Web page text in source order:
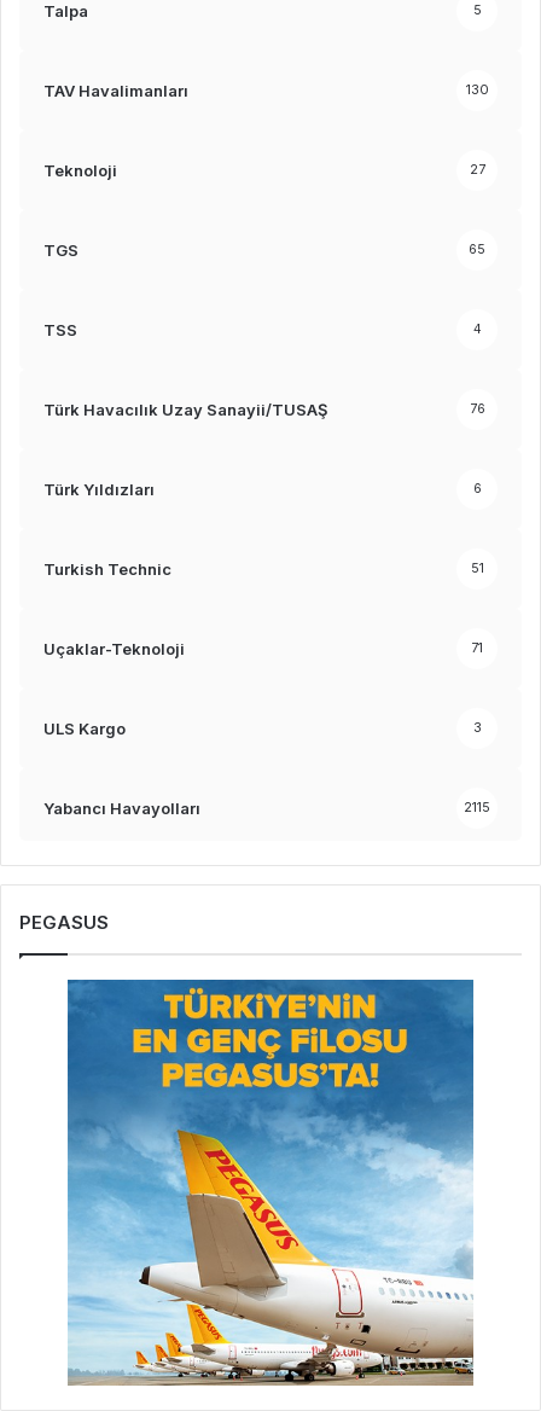
Talpa 5
TAV Havalimanları 130
Teknoloji 27
TGS 65
TSS 4
Türk Havacılık Uzay Sanayii/TUSAŞ 76
Türk Yıldızları 6
Turkish Technic 51
Uçaklar-Teknoloji 71
ULS Kargo 3
Yabancı Havayolları 2115
PEGASUS